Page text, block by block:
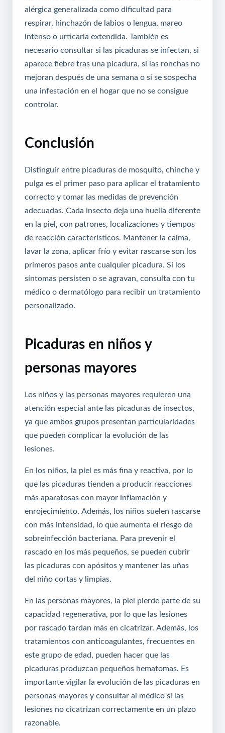
alérgica generalizada como dificultad para
respirar, hinchazón de labios o lengua, mareo
intenso o urticaria extendida. También es
necesario consultar si las picaduras se infectan, si
aparece fiebre tras una picadura, si las ronchas no
mejoran después de una semana o si se sospecha
una infestación en el hogar que no se consigue
controlar.
Conclusión
Distinguir entre picaduras de mosquito, chinche y
pulga es el primer paso para aplicar el tratamiento
correcto y tomar las medidas de prevención
adecuadas. Cada insecto deja una huella diferente
en la piel, con patrones, localizaciones y tiempos
de reacción característicos. Mantener la calma,
lavar la zona, aplicar frío y evitar rascarse son los
primeros pasos ante cualquier picadura. Si los
síntomas persisten o se agravan, consulta con tu
médico o dermatólogo para recibir un tratamiento
personalizado.
Picaduras en niños y
personas mayores
Los niños y las personas mayores requieren una
atención especial ante las picaduras de insectos,
ya que ambos grupos presentan particularidades
que pueden complicar la evolución de las
lesiones.
En los niños, la piel es más fina y reactiva, por lo
que las picaduras tienden a producir reacciones
más aparatosas con mayor inflamación y
enrojecimiento. Además, los niños suelen rascarse
con más intensidad, lo que aumenta el riesgo de
sobreinfección bacteriana. Para prevenir el
rascado en los más pequeños, se pueden cubrir
las picaduras con apósitos y mantener las uñas
del niño cortas y limpias.
En las personas mayores, la piel pierde parte de su
capacidad regenerativa, por lo que las lesiones
por rascado tardan más en cicatrizar. Además, los
tratamientos con anticoagulantes, frecuentes en
este grupo de edad, pueden hacer que las
picaduras produzcan pequeños hematomas. Es
importante vigilar la evolución de las picaduras en
personas mayores y consultar al médico si las
lesiones no cicatrizan correctamente en un plazo
razonable.